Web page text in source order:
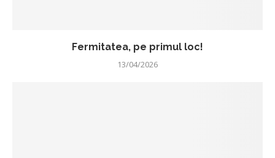
Fermitatea, pe primul loc!
13/04/2026